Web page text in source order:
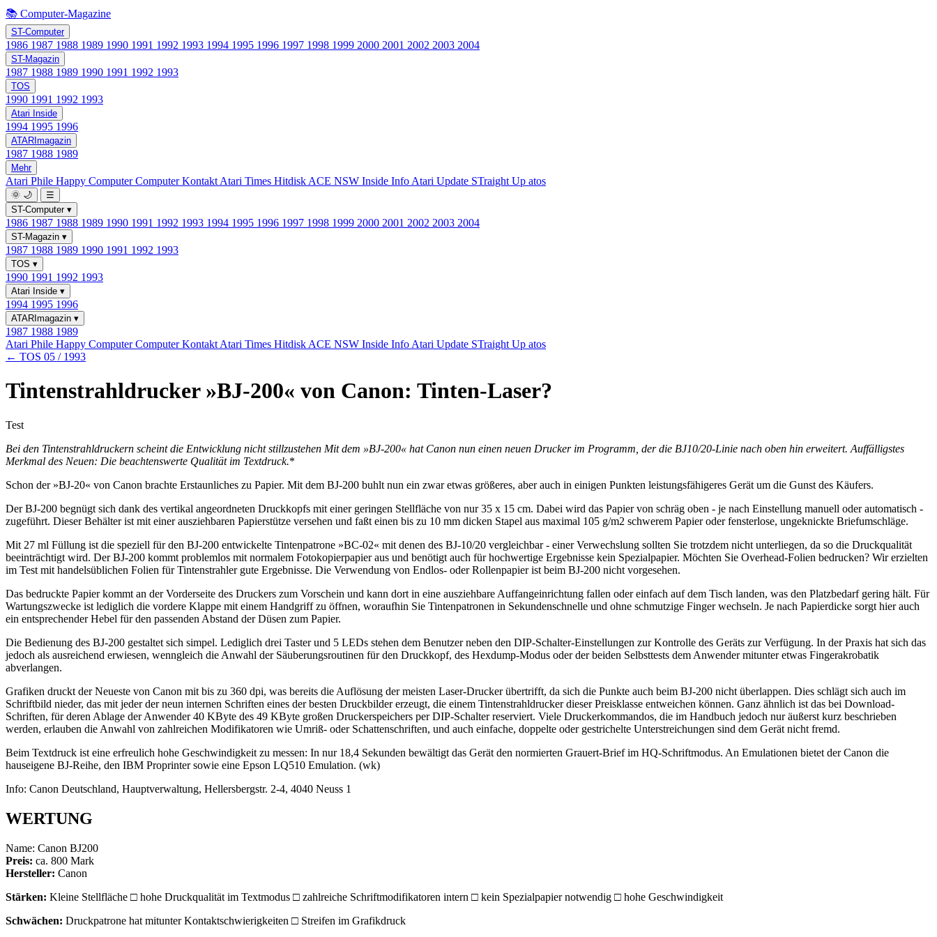
📚 Computer-Magazine
ST-Computer
1986 1987 1988 1989 1990 1991 1992 1993 1994 1995 1996 1997 1998 1999 2000 2001 2002 2003 2004
ST-Magazin
1987 1988 1989 1990 1991 1992 1993
TOS
1990 1991 1992 1993
Atari Inside
1994 1995 1996
ATARImagazin
1987 1988 1989
Mehr
Atari Phile Happy ComputerComputer Kontakt Atari Times Hitdisk ACE NSW Inside Info Atari Update STraight Up atos
🌞 🌙
☰
ST-Computer ▾
1986 1987 1988 1989 1990 1991 1992 1993 1994 1995 1996 1997 1998 1999 2000 2001 2002 2003 2004
ST-Magazin ▾
1987 1988 1989 1990 1991 1992 1993
TOS ▾
1990 1991 1992 1993
Atari Inside ▾
1994 1995 1996
ATARImagazin ▾
1987 1988 1989
Atari Phile Happy ComputerComputer Kontakt Atari Times Hitdisk ACE NSW Inside Info Atari Update STraight Up atos
← TOS 05 / 1993
Tintenstrahldrucker »BJ-200« von Canon: Tinten-Laser?
Test
Bei den Tintenstrahldruckern scheint die Entwicklung nicht stillzustehen Mit dem »BJ-200« hat Canon nun einen neuen Drucker im Programm, der die BJ10/20-Linie nach oben hin erweitert. Auffälligstes
Merkmal des Neuen: Die beachtenswerte Qualität im Textdruck.*
Schon der »BJ-20« von Canon brachte Erstaunliches zu Papier. Mit dem BJ-200 buhlt nun ein zwar etwas größeres, aber auch in einigen Punkten leistungsfähigeres Gerät um die Gunst des Käufers.
Der BJ-200 begnügt sich dank des vertikal angeordneten Druckkopfs mit einer geringen Stellfläche von nur 35 x 15 cm. Dabei wird das Papier von schräg oben - je nach Einstellung manuell oder automatisch -
zugeführt. Dieser Behälter ist mit einer ausziehbaren Papierstütze versehen und faßt einen bis zu 10 mm dicken Stapel aus maximal 105 g/m2 schwerem Papier oder fensterlose, ungeknickte Briefumschläge.
Mit 27 ml Füllung ist die speziell für den BJ-200 entwickelte Tintenpatrone »BC-02« mit denen des BJ-10/20 vergleichbar - einer Verwechslung sollten Sie trotzdem nicht unterliegen, da so die Druckqualität
beeinträchtigt wird. Der BJ-200 kommt problemlos mit normalem Fotokopierpapier aus und benötigt auch für hochwertige Ergebnisse kein Spezialpapier. Möchten Sie Overhead-Folien bedrucken? Wir erzielten
im Test mit handelsüblichen Folien für Tintenstrahler gute Ergebnisse. Die Verwendung von Endlos- oder Rollenpapier ist beim BJ-200 nicht vorgesehen.
Das bedruckte Papier kommt an der Vorderseite des Druckers zum Vorschein und kann dort in eine ausziehbare Auffangeinrichtung fallen oder einfach auf dem Tisch landen, was den Platzbedarf gering hält. Für
Wartungszwecke ist lediglich die vordere Klappe mit einem Handgriff zu öffnen, woraufhin Sie Tintenpatronen in Sekundenschnelle und ohne schmutzige Finger wechseln. Je nach Papierdicke sorgt hier auch
ein entsprechender Hebel für den passenden Abstand der Düsen zum Papier.
Die Bedienung des BJ-200 gestaltet sich simpel. Lediglich drei Taster und 5 LEDs stehen dem Benutzer neben den DIP-Schalter-Einstellungen zur Kontrolle des Geräts zur Verfügung. In der Praxis hat sich das
jedoch als ausreichend erwiesen, wenngleich die Anwahl der Säuberungsroutinen für den Druckkopf, des Hexdump-Modus oder der beiden Selbsttests dem Anwender mitunter etwas Fingerakrobatik
abverlangen.
Grafiken druckt der Neueste von Canon mit bis zu 360 dpi, was bereits die Auflösung der meisten Laser-Drucker übertrifft, da sich die Punkte auch beim BJ-200 nicht überlappen. Dies schlägt sich auch im
Schriftbild nieder, das mit jeder der neun internen Schriften eines der besten Druckbilder erzeugt, die einem Tintenstrahldrucker dieser Preisklasse entweichen können. Ganz ähnlich ist das bei Download-
Schriften, für deren Ablage der Anwender 40 KByte des 49 KByte großen Druckerspeichers per DIP-Schalter reserviert. Viele Druckerkommandos, die im Handbuch jedoch nur äußerst kurz beschrieben
werden, erlauben die Anwahl von zahlreichen Modifikatoren wie Umriß- oder Schattenschriften, und auch einfache, doppelte oder gestrichelte Unterstreichungen sind dem Gerät nicht fremd.
Beim Textdruck ist eine erfreulich hohe Geschwindigkeit zu messen: In nur 18,4 Sekunden bewältigt das Gerät den normierten Grauert-Brief im HQ-Schriftmodus. An Emulationen bietet der Canon die
hauseigene BJ-Reihe, den IBM Proprinter sowie eine Epson LQ510 Emulation. (wk)
Info: Canon Deutschland, Hauptverwaltung, Hellersbergstr. 2-4, 4040 Neuss 1
WERTUNG
Name: Canon BJ200
Preis: ca. 800 Mark
Hersteller: Canon
Stärken: Kleine Stellfläche □ hohe Druckqualität im Textmodus □ zahlreiche Schriftmodifikatoren intern □ kein Spezialpapier notwendig □ hohe Geschwindigkeit
Schwächen: Druckpatrone hat mitunter Kontaktschwierigkeiten □ Streifen im Grafikdruck